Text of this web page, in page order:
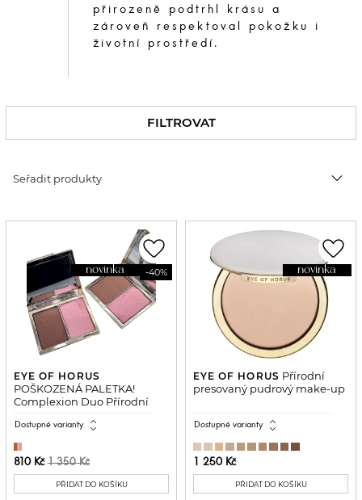
přirozeně podtrhl krásu a
zároveň respektoval pokožku i
životní prostředí.
FILTROVAT
Seřadit produkty expand_more
EYE OF HORUS
POŠKOZENÁ PALETKA!
Complexion Duo Přírodní
Dostupné varianty expand_all
810 Kč1 350 Kč
PŘIDAT DO KOŠÍKU
-40%
novinka
favorite_border
EYE OF HORUS Přírodní
presovaný pudrový make-up
Dostupné varianty expand_all
1 250 Kč
PŘIDAT DO KOŠÍKU
novinka
favorite_border